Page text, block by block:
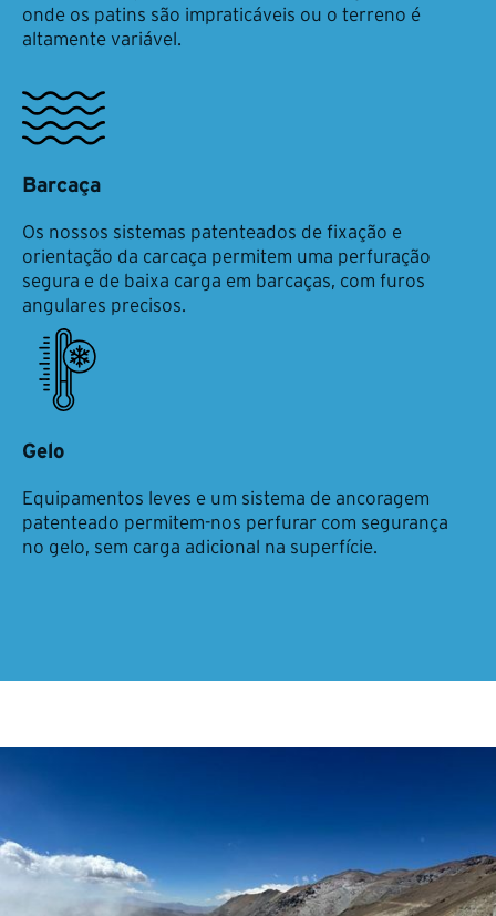
onde os patins são impraticáveis ou o terreno é
altamente variável.
Barcaça
Os nossos sistemas patenteados de fixação e
orientação da carcaça permitem uma perfuração
segura e de baixa carga em barcaças, com furos
angulares precisos.
Gelo
Equipamentos leves e um sistema de ancoragem
patenteado permitem-nos perfurar com segurança
no gelo, sem carga adicional na superfície.